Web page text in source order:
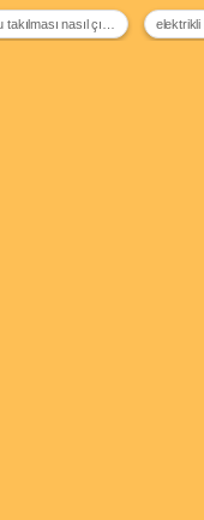
boğaza çekirdek kabuğu takılması nasıl çıkarılır elektrikli